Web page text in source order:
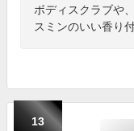
ボディスクラブや
スミンのいい香り付
13